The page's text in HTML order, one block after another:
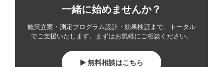
一緒に始めませんか？
施策立案・測定プログラム設計・効果検証まで、トータル
でご支援いたします。まずはお気軽にご相談ください。
▶ 無料相談はこちら